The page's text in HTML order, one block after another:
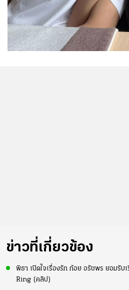
ข่าวที่เกี่ยวข้อง
พิธา เปิดใจเรื่องรัก ก้อย อรัชพร ยอมรั
Ring (คลิป)